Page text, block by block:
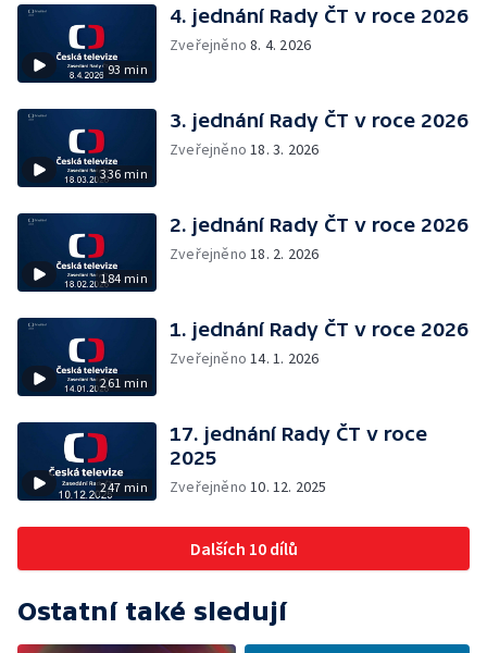
93 min
4. jednání Rady ČT v roce 2026
Zveřejněno8. 4. 2026
336 min
3. jednání Rady ČT v roce 2026
Zveřejněno18. 3. 2026
184 min
2. jednání Rady ČT v roce 2026
Zveřejněno18. 2. 2026
261 min
1. jednání Rady ČT v roce 2026
Zveřejněno14. 1. 2026
247 min
17. jednání Rady ČT v roce
2025
Zveřejněno10. 12. 2025
Dalších 10 dílů
Ostatní také sledují